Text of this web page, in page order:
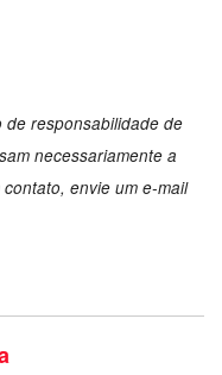
responsabilidade de
necessariamente a
envie um e-mail